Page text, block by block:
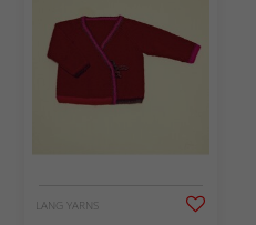
LANG YARNS